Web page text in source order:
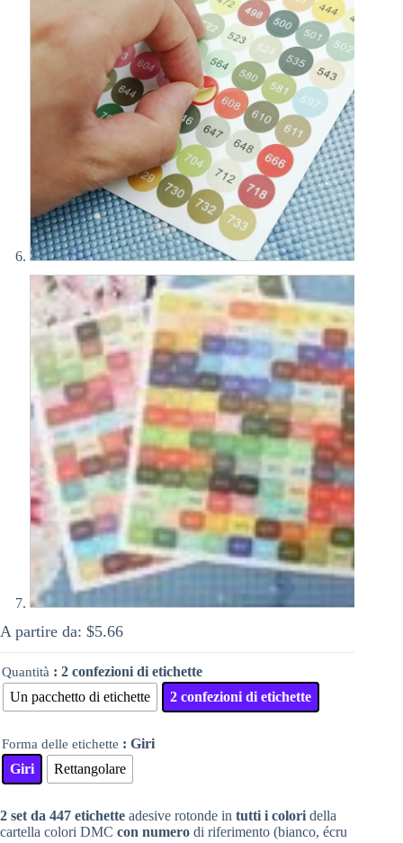
A partire da: $5.66
Quantità : 2 confezioni di etichette
Un pacchetto di etichette
2 confezioni di etichette
Forma delle etichette : Giri
Giri
Rettangolare
2 set da 447 etichette adesive rotonde in tutti i colori della
cartella colori DMC con numero di riferimento (bianco, écru